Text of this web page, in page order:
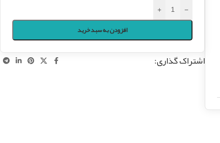
-
+
افزودن به سبد خرید
اشتراک گذاری: